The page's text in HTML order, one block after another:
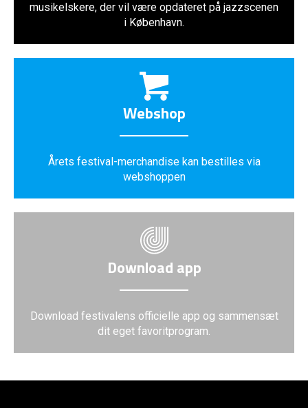
musikelskere, der vil være opdateret på jazzscenen
i København.
Webshop
Årets festival-merchandise kan bestilles via
webshoppen
Download app
Download festivalens officielle app og sammensæt
dit eget favoritprogram.